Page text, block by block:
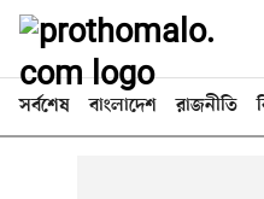
সর্বশেষ বাংলাদেশ রাজনীতি